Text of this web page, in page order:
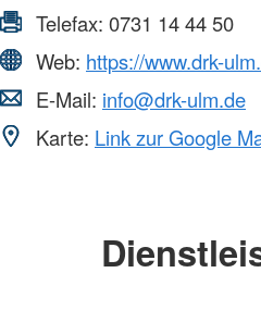
Telefax: 0731 14 44 50
Web: https://www.drk-
E-Mail: info@drk-ulm.de
Karte: Link zur Google